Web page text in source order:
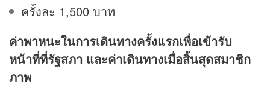
ครั้งละ 1,500 บาท
ค่าพาหนะในการเดินทางครั้งแรกเพื่อเข้ารับ
หน้าที่ที่รัฐสภา และค่าเดินทางเมื่อสิ้นสุดสมาชิก
ภาพ